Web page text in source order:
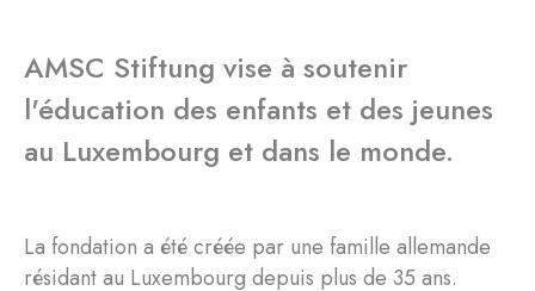
AMSC Stiftung vise à soutenir
l'éducation des enfants et des jeunes
au Luxembourg et dans le monde.
La fondation a été créée par une famille allemande
résidant au Luxembourg depuis plus de 35 ans.